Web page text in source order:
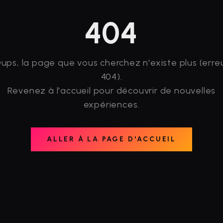
404
la page que vous cherchez n'existe plus
404).
Revenez à l'accueil pour découvrir de nouvelles
expériences.
ALLER À LA PAGE D'ACCUEIL